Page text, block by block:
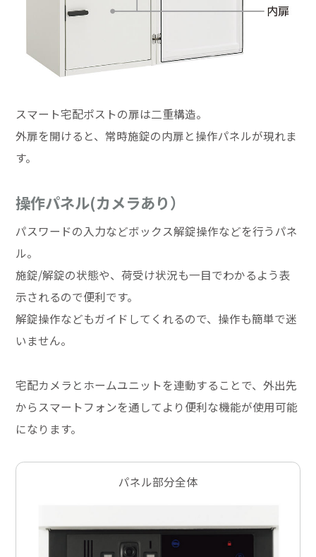
スマート宅配ポストの扉は二重構造。
外扉を開けると、常時施錠の内扉と操作パネルが現れま
す。
操作パネル(カメラあり）
パスワードの入力などボックス解錠操作などを行うパネ
ル。
施錠/解錠の状態や、荷受け状況も一目でわかるよう表
示されるので便利です。
解錠操作などもガイドしてくれるので、操作も簡単で迷
いません。
宅配カメラとホームユニットを連動することで、外出先
からスマートフォンを通してより便利な機能が使用可能
になります。
パネル部分全体